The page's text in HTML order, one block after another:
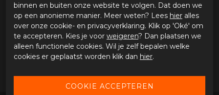
Tijdens onze werkdagen voor 15:00 uur besteld, dezelfde
dag verstuurd.
OMSCHRIJVING MOTORJEGGING BULL-IT, FURY
SKINNY FIT
binnen en buiten onze website te volgen. Dat doen we
op een anonieme manier. Meer weten? Lees hier alles
over onze cookie- en privacyverklaring. Klik op 'Oké' om
te accepteren. Kies je voor weigeren? Dan plaatsen we
alleen functionele cookies. Wil je zelf bepalen welke
cookies er geplaatst worden klik dan hier.